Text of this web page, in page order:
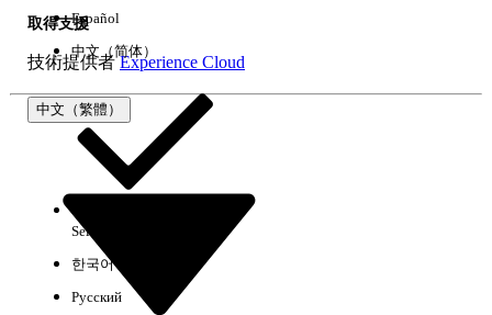
取得支援
技術提供者Experience Cloud
中文（繁體）
Español
中文（简体）
Select Org
한국어
Русский